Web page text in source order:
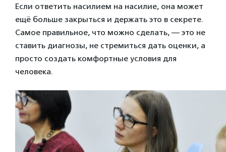
Если ответить насилием на насилие, она может
ещё больше закрыться и держать это в секрете.
Самое правильное, что можно сделать, — это не
ставить диагнозы, не стремиться дать оценки, а
просто создать комфортные условия для
человека.